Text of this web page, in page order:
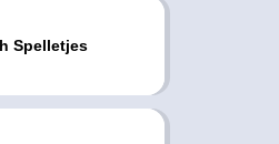
Spelletjes